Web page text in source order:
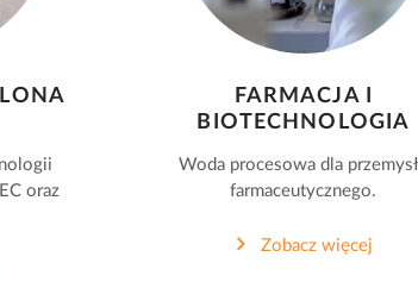
oraz
FARMACJA I
BIOTECHNOLOGIA
Woda procesowa dla
farmaceutycznego.
Zobacz więcej